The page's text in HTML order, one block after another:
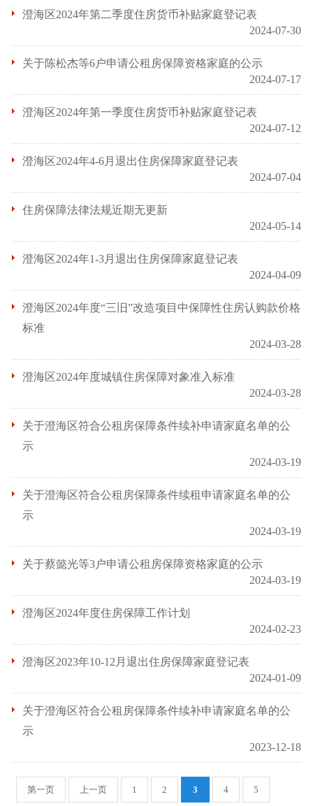
澄海区2024年第二季度住房货币补贴家庭登记表
2024-07-30
关于陈松杰等6户申请公租房保障资格家庭的公示
2024-07-17
澄海区2024年第一季度住房货币补贴家庭登记表
2024-07-12
澄海区2024年4-6月退出住房保障家庭登记表
2024-07-04
住房保障法律法规近期无更新
2024-05-14
澄海区2024年1-3月退出住房保障家庭登记表
2024-04-09
澄海区2024年度“三旧”改造项目中保障性住房认购款价格
标准
2024-03-28
澄海区2024年度城镇住房保障对象准入标准
2024-03-28
关于澄海区符合公租房保障条件续补申请家庭名单的公
示
2024-03-19
关于澄海区符合公租房保障条件续租申请家庭名单的公
示
2024-03-19
关于蔡懿光等3户申请公租房保障资格家庭的公示
2024-03-19
澄海区2024年度住房保障工作计划
2024-02-23
澄海区2023年10-12月退出住房保障家庭登记表
2024-01-09
关于澄海区符合公租房保障条件续补申请家庭名单的公
示
2023-12-18
第一页 上一页 1 2 3 4 5